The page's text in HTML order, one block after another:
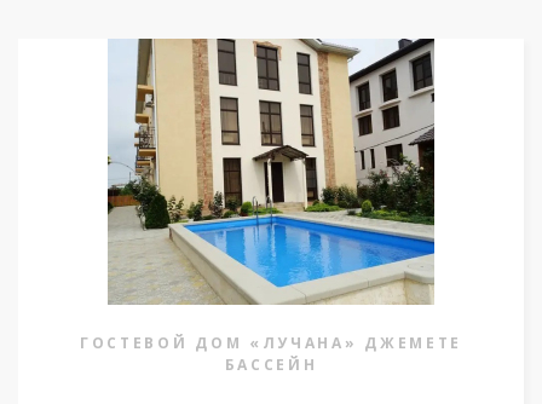
ГОСТЕВОЙ ДОМ «ЛУЧАНА» ДЖЕМЕТЕ
БАССЕЙН